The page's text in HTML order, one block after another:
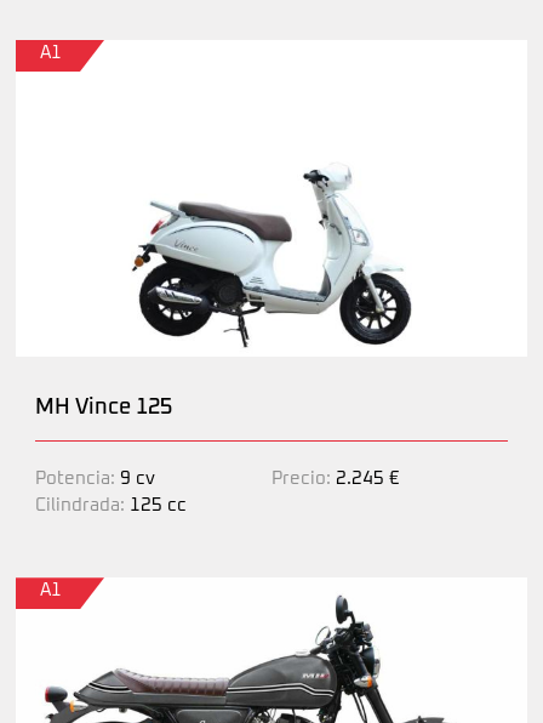
A1
MH Vince 125
Potencia: 9 cv
Cilindrada: 125 cc
Precio: 2.245 €
A1